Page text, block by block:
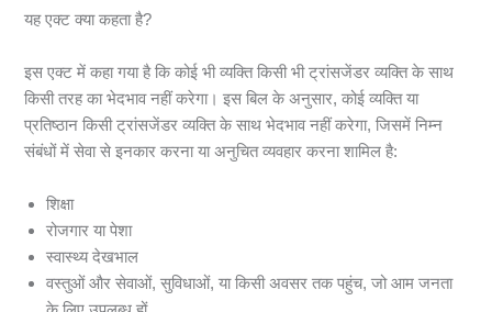
यह एक्ट क्या कहता है?
इस एक्ट में कहा गया है कि कोई भी व्यक्ति किसी भी ट्रांसजेंडर व्यक्ति के साथ
किसी तरह का भेदभाव नहीं करेगा। इस बिल के अनुसार, कोई व्यक्ति या
प्रतिष्ठान किसी ट्रांसजेंडर व्यक्ति के साथ भेदभाव नहीं करेगा, जिसमें निम्न
संबंधों में सेवा से इनकार करना या अनुचित व्यवहार करना शामिल है:
शिक्षा
रोजगार या पेशा
स्वास्थ्य देखभाल
वस्तुओं और सेवाओं, सुविधाओं, या किसी अवसर तक पहुंच, जो आम जनता